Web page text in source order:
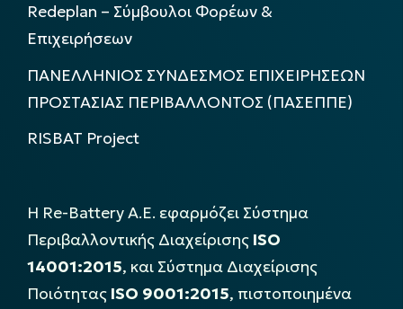
Redeplan – Σύμβουλοι Φορέων &
Επιχειρήσεων
ΠΑΝΕΛΛΗΝΙΟΣ ΣΥΝΔΕΣΜΟΣ ΕΠΙΧΕΙΡΗΣΕΩΝ
ΠΡΟΣΤΑΣΙΑΣ ΠΕΡΙΒΑΛΛΟΝΤΟΣ (ΠΑΣΕΠΠΕ)
RISBAT Project
Η Re-Battery Α.Ε. εφαρμόζει Σύστημα
Περιβαλλοντικής Διαχείρισης ISO
14001:2015, και Σύστημα Διαχείρισης
Ποιότητας ISO 9001:2015, πιστοποιημένα